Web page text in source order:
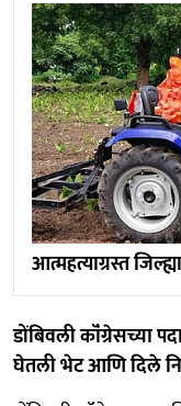
आत्महत्याग्रस्त
डोंबिवली कॉंग्रेसच्या
घेतली भेट आणि दिले